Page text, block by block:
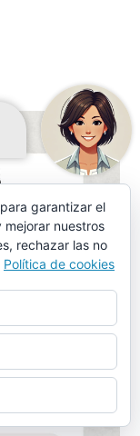
garantizar el
nuestros
rechazar las no
Política de cookies